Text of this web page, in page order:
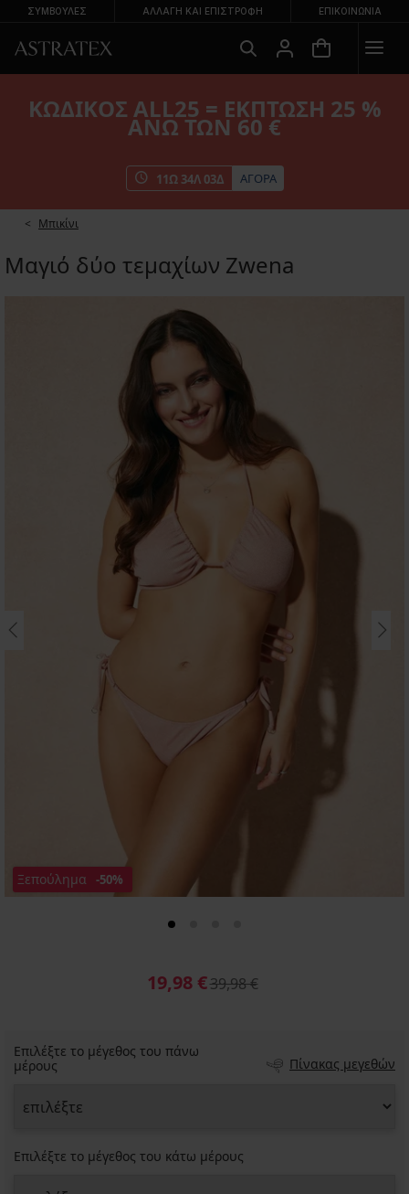
ΣΥΜΒΟΥΛΕΣ ΑΛΛΑΓΉ ΚΑΙ ΕΠΙΣΤΡΟΦΉ ΕΠΙΚΟΙΝΩΝΊΑ
ΚΩΔΙΚΟΣ ALL25 = ΕΚΠΤΩΣΗ 25 %
ΑΝΩ ΤΩΝ 60 €
11Ω 34Λ 03Δ ΑΓΟΡΑ
Μπικίνι
Μαγιό δύο τεμαχίων Zwena
Ξεπούλημα -50%
19,98 €39,98 €
Επιλέξτε το μέγεθος του πάνω
μέρους
Πίνακας μεγεθών
Επιλέξτε το μέγεθος του κάτω μέρους